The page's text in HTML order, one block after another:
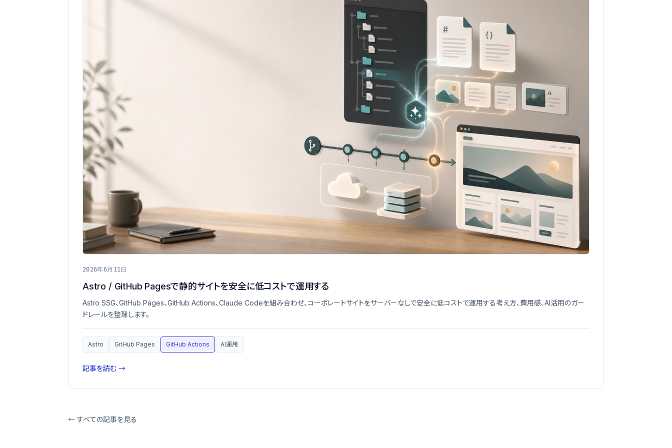
2026年6月11日
Astro / GitHub Pagesで静的サイトを安全に低コストで運用する
Astro SSG、GitHub Pages、GitHub Actions、Claude Codeを組み合わせ、コーポレートサイトをサーバーなしで安全に低コストで運用する考え方、費用感、AI活用のガー
ドレールを整理します。
Astro GitHub Pages GitHub Actions AI運用
記事を読む →
← すべての記事を見る